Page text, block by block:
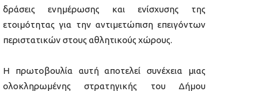
δράσεις ενημέρωσης και ενίσχυσης της
ετοιμότητας για την αντιμετώπιση επειγόντων
περιστατικών στους αθλητικούς χώρους.
Η πρωτοβουλία αυτή αποτελεί συνέχεια μιας
ολοκληρωμένης στρατηγικής του Δήμου